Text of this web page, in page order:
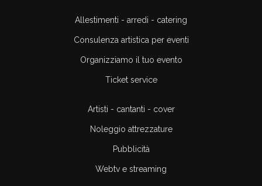
Allestimenti - arredi - catering
Consulenza artistica per eventi
Organizziamo il tuo evento
Ticket service
Artisti - cantanti - cover
Noleggio attrezzature
Pubblicità
Webtv e streaming